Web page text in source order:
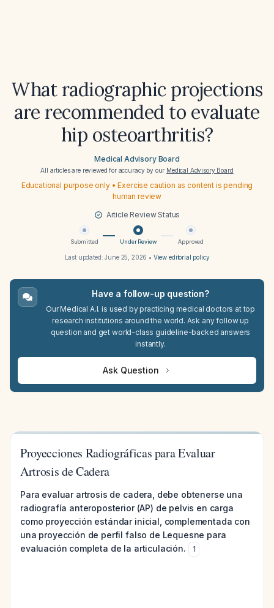
What radiographic projections
are recommended to evaluate
hip osteoarthritis?
Medical Advisory Board
All articles are reviewed for accuracy by our Medical Advisory Board
Educational purpose only • Exercise caution as content is pending
human review
Article Review Status
Submitted Under Review Approved
Last updated:June 25, 2026 • View editorial policy
Have a follow-up question?
Our Medical A.I. is used by practicing medical doctors at top
research institutions around the world. Ask any follow up
question and get world-class guideline-backed answers
instantly.
Ask Question
Proyecciones Radiográficas para Evaluar
Artrosis de Cadera
Para evaluar artrosis de cadera, debe obtenerse una
radiografía anteroposterior (AP) de pelvis en carga
como proyección estándar inicial, complementada con
una proyección de perfil falso de Lequesne para
evaluación completa de la articulación.
1